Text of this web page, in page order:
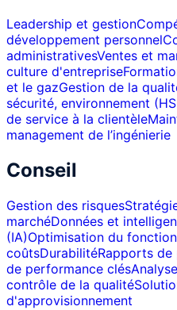
Leadership et gestion
développement personnel
administrativesVentes et
culture d'entreprise
et le gazGestion de la
sécurité, environnement
de service à la clientèle
management de l’ingénierie
Conseil
Gestion des risques
marchéDonnées et
(IA)Optimisation du
coûtsDurabilitéRapports
de performance clés
contrôle de la qualité
d'approvisionnement